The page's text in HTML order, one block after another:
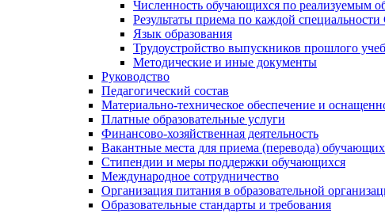
Численность обучающихся по реализуемым
Результаты приема по каждой
Язык образования
Трудоустройство выпускников прошлого
Методические и иные документы
Руководство
Педагогический состав
Материально-техническое обеспечение и
Платные образовательные услуги
Финансово-хозяйственная деятельность
Вакантные места для приема (перевода)
Стипендии и меры поддержки обучающихся
Международное сотрудничество
Организация питания в образовательной
Образовательные стандарты и требования